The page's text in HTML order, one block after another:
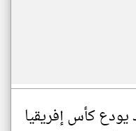
كأس إفريقيا